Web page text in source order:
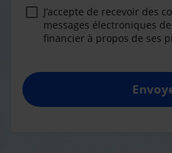
J’accepte de recevoir des
messages électroniques
financier à propos de ses